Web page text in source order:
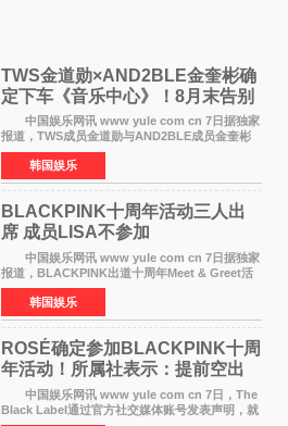
TWS金道勋×AND2BLE金奎彬确
定下车《音乐中心》！8月末告别
MC席位
中国娱乐网讯 www yule com cn 7日据独家
报道，TWS成员金道勋与AND2BLE成员金奎彬
将于8月离开《音乐中心》MC的位置。 金道
勋与金奎彬于去年3月与H2H A-NA一起被选为
《音乐中心》MC，约1
韩国娱乐
BLACKPINK十周年活动三人出
席 成员LISA不参加
中国娱乐网讯 www yule com cn 7日据独家
报道，BLACKPINK出道十周年Meet & Greet活
动将由智秀、ROS&Eacute;、JENNIE出席，
LISA将缺席。 此前BLACKPINK所属社YG并
未为组合出道十周年做
韩国娱乐
ROSÉ确定参加BLACKPINK十周
年活动！所属社表示：提前空出
了时间
中国娱乐网讯 www yule com cn 7日，The
Black Label通过官方社交媒体账号发表声明，就